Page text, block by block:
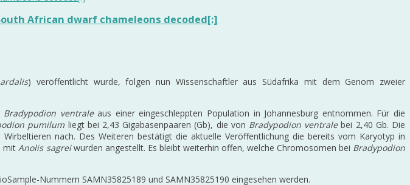
African dwarf chameleons decoded[:]
) veröffentlicht wurde, folgen nun Wissenschaftler aus Südafrika mit dem Genom zweier
Bradypodion ventraleaus einer eingeschleppten Population in Johannesburg entnommen. Für die
pumilumliegt bei 2,43 Gigabasenpaaren (Gb), die von Bradypodion ventralebei 2,40 Gb. Die
nach. Des Weiteren bestätigt die aktuelle Veröffentlichung die bereits vom Karyotyp in
mitAnolis sagreiwurden angestellt. Es bleibt weiterhin offen, welche Chromosomen bei Bradypodion
Nummern SAMN35825189 und SAMN35825190 eingesehen werden.